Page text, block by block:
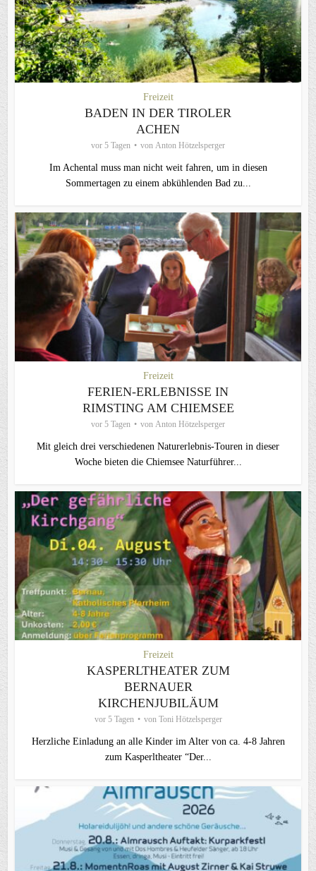
Freizeit
BADEN IN DER TIROLER
ACHEN
vor 5 Tagen von Anton Hötzelsperger
Im Achental muss man nicht weit fahren, um in diesen
Sommertagen zu einem abkühlenden Bad zu...
Freizeit
FERIEN-ERLEBNISSE IN
RIMSTING AM CHIEMSEE
vor 5 Tagen von Anton Hötzelsperger
Mit gleich drei verschiedenen Naturerlebnis-Touren in dieser
Woche bieten die Chiemsee Naturführer...
Freizeit
KASPERLTHEATER ZUM
BERNAUER
KIRCHENJUBILÄUM
vor 5 Tagen von Toni Hötzelsperger
Herzliche Einladung an alle Kinder im Alter von ca. 4-8 Jahren
zum Kasperltheater “Der...